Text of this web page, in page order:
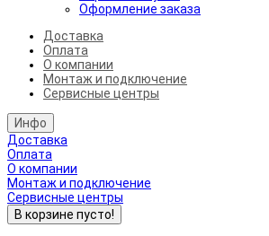
Оформление заказа
Доставка
Оплата
О компании
Монтаж и подключение
Сервисные центры
Инфо
Доставка
Оплата
О компании
Монтаж и подключение
Сервисные центры
В корзине пусто!